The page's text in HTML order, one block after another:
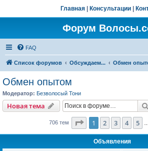
Главная Консультации
Форум
FAQ
Список форумов Обсуждаем... Обмен
Обмен опытом
Модератор: Безволосый Тони
Новая тема
706 тем Страница из 29
1 2 3 4 5
Объявления